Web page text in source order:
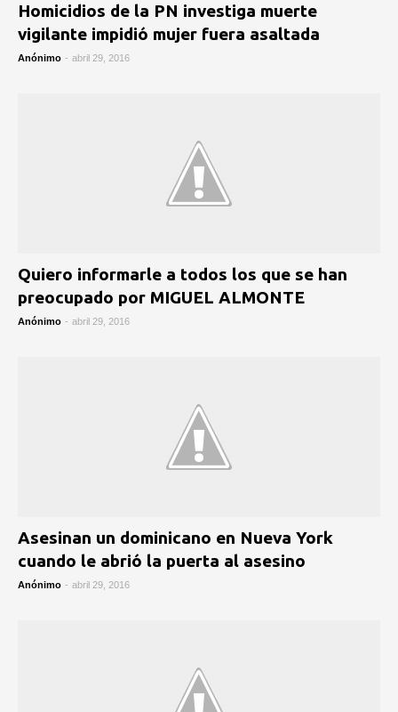
Homicidios de la PN investiga muerte
vigilante impidió mujer fuera asaltada
Anónimo - abril 29, 2016
Quiero informarle a todos los que se han
preocupado por MIGUEL ALMONTE
Anónimo - abril 29, 2016
Asesinan un dominicano en Nueva York
cuando le abrió la puerta al asesino
Anónimo - abril 29, 2016